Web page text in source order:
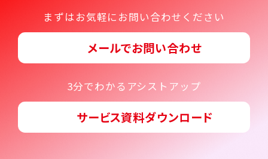
About
私たちの目指すもの
Recruit
求職者の方へ
News
まずはお気軽にお問い合わせください
メールでお問い合わせ
3分でわかるアシストアップ
サービス資料ダウンロード